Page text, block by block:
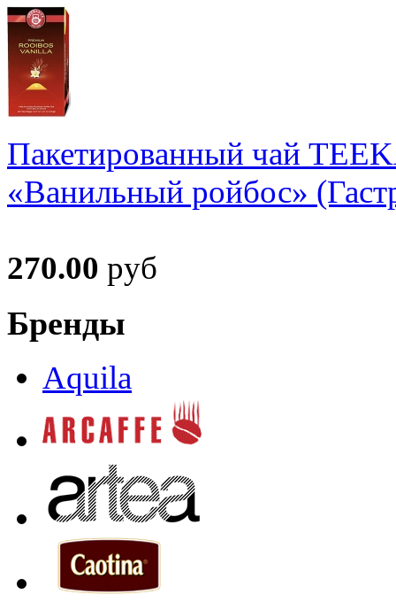
Пакетированный чай
«Ванильный ройбос»
270.00 руб
Бренды
Aquila